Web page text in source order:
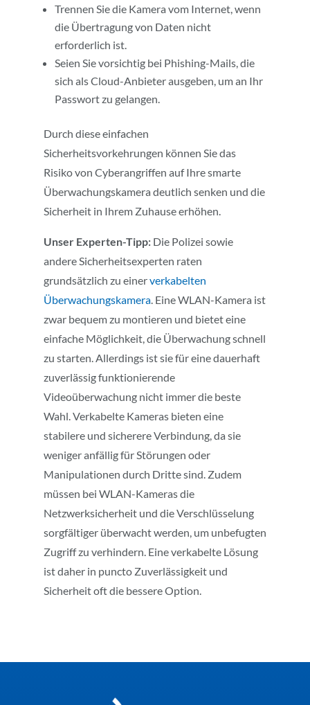
Trennen Sie die Kamera vom Internet, wenn
die Übertragung von Daten nicht
erforderlich ist.
Seien Sie vorsichtig bei Phishing-Mails, die
sich als Cloud-Anbieter ausgeben, um an Ihr
Passwort zu gelangen.
Durch diese einfachen
Sicherheitsvorkehrungen können Sie das
Risiko von Cyberangriffen auf Ihre smarte
Überwachungskamera deutlich senken und die
Sicherheit in Ihrem Zuhause erhöhen.
Unser Experten-Tipp:Die Polizei sowie
andere Sicherheitsexperten raten
grundsätzlich zu einerverkabelten
Überwachungskamera. Eine WLAN-Kamera ist
zwar bequem zu montieren und bietet eine
einfache Möglichkeit, die Überwachung schnell
zu starten. Allerdings ist sie für eine dauerhaft
zuverlässig funktionierende
Videoüberwachung nicht immer die beste
Wahl. Verkabelte Kameras bieten eine
stabilere und sicherere Verbindung, da sie
weniger anfällig für Störungen oder
Manipulationen durch Dritte sind. Zudem
müssen bei WLAN-Kameras die
Netzwerksicherheit und die Verschlüsselung
sorgfältiger überwacht werden, um unbefugten
Zugriff zu verhindern. Eine verkabelte Lösung
ist daher in puncto Zuverlässigkeit und
Sicherheit oft die bessere Option.